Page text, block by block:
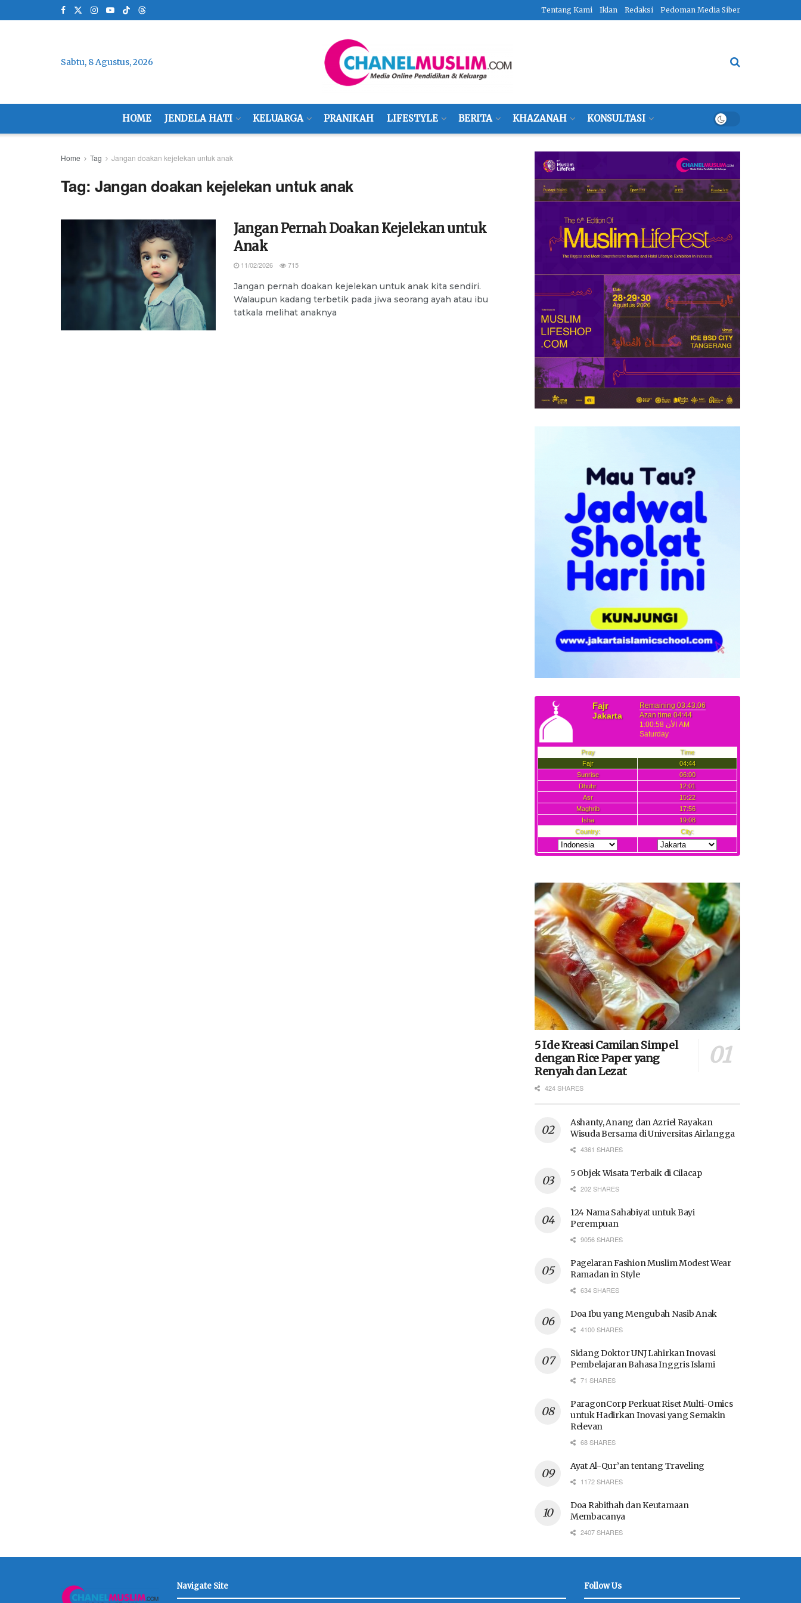
Tentang Kami Iklan Redaksi Pedoman Media Siber
Sabtu, 8 Agustus, 2026
HOME JENDELA HATI KELUARGA PRANIKAH LIFESTYLE BERITA KHAZANAH KONSULTASI
Home Tag Jangan doakan kejelekan untuk anak
Tag:Jangan doakan kejelekan untuk anak
Jangan Pernah Doakan Kejelekan untuk
Anak
11/02/2026 715
Jangan pernah doakan kejelekan untuk anak kita sendiri.
Walaupun kadang terbetik pada jiwa seorang ayah atau ibu
tatkala melihat anaknya
5 Ide Kreasi Camilan Simpel
dengan Rice Paper yang
Renyah dan Lezat
424 SHARES
Ashanty, Anang dan Azriel Rayakan
Wisuda Bersama di Universitas Airlangga
4361 SHARES
5 Objek Wisata Terbaik di Cilacap
202 SHARES
124 Nama Sahabiyat untuk Bayi
Perempuan
9056 SHARES
Pagelaran Fashion Muslim Modest Wear
Ramadan in Style
634 SHARES
Doa Ibu yang Mengubah Nasib Anak
4100 SHARES
Sidang Doktor UNJ Lahirkan Inovasi
Pembelajaran Bahasa Inggris Islami
71 SHARES
ParagonCorp Perkuat Riset Multi-Omics
untuk Hadirkan Inovasi yang Semakin
Relevan
68 SHARES
Ayat Al-Qur’an tentang Traveling
1172 SHARES
Doa Rabithah dan Keutamaan
Membacanya
2407 SHARES
Navigate Site Follow Us